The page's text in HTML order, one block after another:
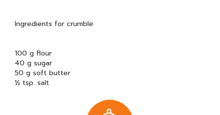
Ingredients for crumble
100 g flour
40 g sugar
50 g soft butter
½ tsp. salt